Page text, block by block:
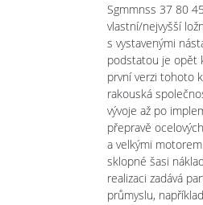
Sgmmnss 37 80
vlastní/nejvyšší
s vystavenými
podstatou je opět
první verzi tohoto
rakouská
vývoje až po
přepravě
a velkými
sklopné šasi
realizaci zadává
průmyslu,